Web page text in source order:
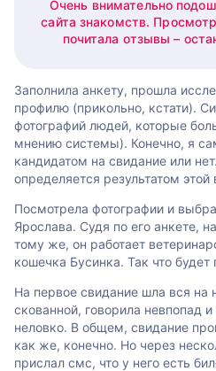
Очень внимательно
сайта знакомств.
почитала отзывы –
Заполнила анкету, прошла
профилю (прикольно, кстати).
фотографий людей, которые
мнению системы). Конечно, я
кандидатом на свидание или
определяется результатом
Посмотрела фотографии и
Ярослава. Судя по его анкете,
тому же, он работает
кошечка Бусинка. Так что будет
На первое свидание шла вся на
скованной, говорила невпопад
неловко. В общем, свидание
как же, конечно. Но через
прислал смс, что у него есть